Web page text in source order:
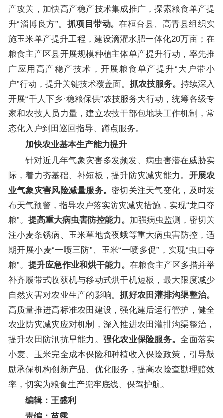
产攻关，加快高产稳产技术集成推广，探索粮食单产提
升“淄博良方”。 抓项目带动。在桓台县、高青县组织实
施玉米单产提升工程，建设滴灌水肥一体化20万亩；在
粮食主产区县开展规模种植主体单产提升行动，率先推
广应用高产稳产技术，开展粮食单产提升“大户带小
户”行动，提升关键技术覆盖面。抓农技服务。持续深入
开展“千人下乡·稳粮保供”农技服务大行动，统筹各级专
家和农技人员力量，建立农技干部包地块工作机制，常
态化入户到田巡回指导、蹲点服务。
加快农业基本生产能力提升
针对近几年气象灾害多发频发、病虫害潜在威胁实
际，着力夯基础、补短板，提升防灾减灾能力。 开展农
业气象灾害风险减量服务。 密切关注天气变化，及时发
布天气预警，指导农户落实防灾减灾措施，实现“龙口夺
粮”。 提高重大病虫害防控能力。 加强病虫监测，密切关
注小麦条锈病、玉米草地贪夜蛾等重大病虫害防控，适
期开展小麦“一喷三防”、玉米“一喷多促”，实现“虫口夺
粮”。 提升应急作业和烘干能力。在粮食主产区多措并举
补齐履带式收获机与移动式烘干机短板，最大限度减少
自然灾害对农业生产的影响。抓好农田灌排沟渠整治。
高质量推进高标准农田建设，强化建后运行管护，健全
农业防灾减灾应对机制，深入推进农田灌排沟渠整治，
提升农田防汛抗旱能力。 强化农业保险服务。全面落实
小麦、玉米完全成本保险和种植收入保险政策，引导鼓
励承保机构创新产品、优化服务，提高农险查勘理赔效
率，切实为粮食生产兜牢底线、保驾护航。
编辑：王盛利